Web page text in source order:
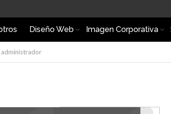
Diseño Web Imagen Corporativa
administrador